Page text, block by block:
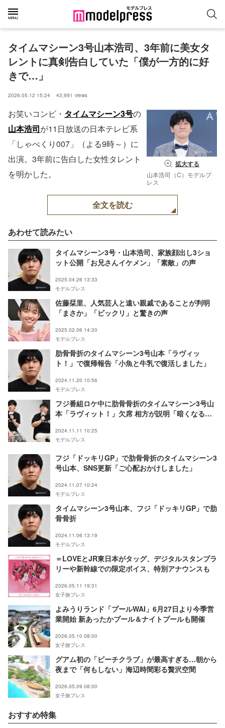
タイムマシーン3号山本浩司、3年前に美女タ
レントに真剣告白していた「僕が一方的に好
きで…」
2026.05.12 15:24 43,991 views
拡大する
山本浩司（C）モデルプ
レス
お笑いコンビ・ タイムマシーン3号の
山本浩司が11日放送の日本テレビ系
「しゃべくり007」（よる9時～）に
出演。3年前に告白した女性タレント
を明かした。
全文を読む
あわせて読みたい
タイムマシーン3号・山本浩司、家族顔出し3ショ
ット公開「お兄さんイケメン」「素敵」の声
2025.04.26 13:33
モデルプレス
佐藤栞里、人気芸人と遠い親戚であることが判明
「まさか」「ビックリ」と驚きの声
2025.02.06 14:20
モデルプレス
肋骨骨折のタイムマシーン3号山本「ラヴィッ
ト！」で復帰報告「小魚と牛乳で復活しました」
2024.11.20 10:56
モデルプレス
フジ番組ロケ中に肋骨骨折のタイムマシーン3号山
本「ラヴィット！」欠席 相方が説明「暗くなるま
2024.11.11 10:25
モデルプレス
フジ「ドッキリGP」で肋骨骨折のタイムマシーン3
号山本、SNS更新「ご心配おかけしました」
2024.11.07 10:24
モデルプレス
タイムマシーン3号山本、フジ「ドッキリGP」で肋
骨骨折
2024.11.06 13:19
モデルプレス
＝LOVEとJR東日本がタッグ、デジタルスタンプラ
リーや新幹線での限定ボイス、特別アナウンスも
2026.05.11 19:31
女子旅プレス
よみうりランド「プールWAI」6月27日より今季営
業開始 新あったかプール＆ナイトプールも開催
2026.05.10 08:00
女子旅プレス
グアム初の「ビーチクラブ」が最高すぎる…朝から
夜まで「何もしない」海辺時間彩る贅沢空間
2026.05.09 08:00
女子旅プレス
おすすめ特集